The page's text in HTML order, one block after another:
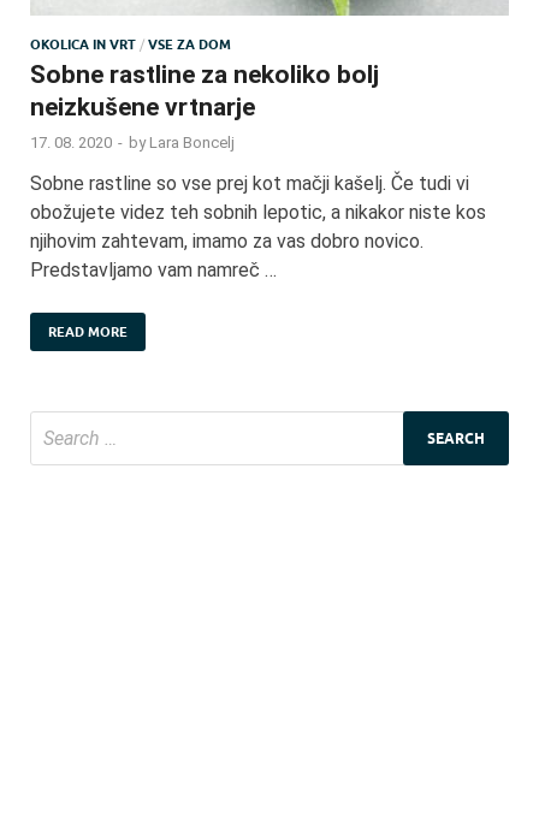
OKOLICA IN VRT / VSE ZA DOM
Sobne rastline za nekoliko bolj
neizkušene vrtnarje
17. 08. 2020 - by Lara Boncelj
Sobne rastline so vse prej kot mačji kašelj. Če tudi vi
obožujete videz teh sobnih lepotic, a nikakor niste kos
njihovim zahtevam, imamo za vas dobro novico.
Predstavljamo vam namreč …
READ MORE